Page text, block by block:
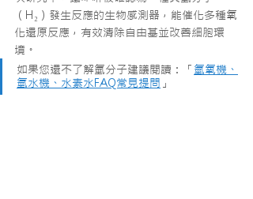
（H₂） 發生反應的生物感測器，能催化多種氧
化還原反應，有效清除自由基並改善細胞環
境。
如果您還不了解氫分子建議閱讀：「 氫氧機、
氫水機、水素水FAQ常見提問 」